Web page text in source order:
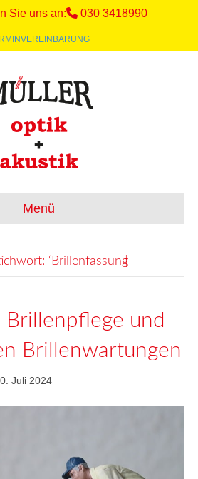
Sie uns an: 030 3418990
Menü
‘Brillenfassung̵
Brillenpflege und
Brillenwartungen
Juli 2024